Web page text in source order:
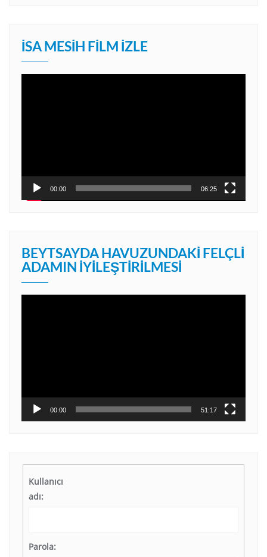
İSA MESIH FILM İZLE
00:00 06:25
BEYTSAYDA HAVUZUNDAKI FELÇLI
ADAMIN İYILEŞTIRILMESI
00:00 51:17
Kullanıcı
adı:
Parola: